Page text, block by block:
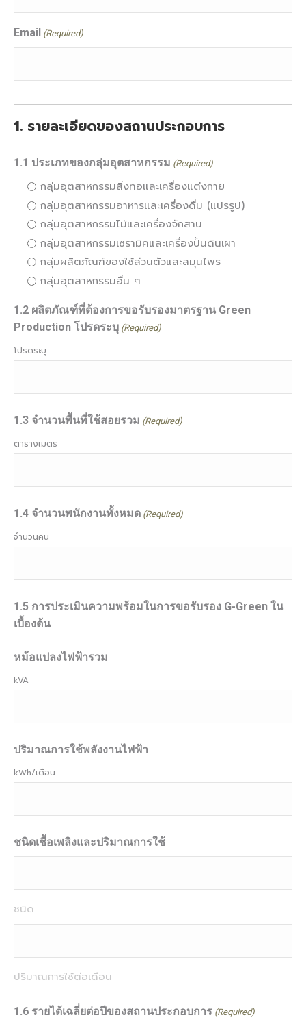
Email (Required)
1. รายละเอียดของสถานประกอบการ
1.1 ประเภทของกลุ่มอุตสาหกรรม (Required)
กลุ่มอุตสาหกรรมสิ่งทอและเครื่องแต่งกาย
กลุ่มอุตสาหกรรมอาหารและเครื่องดื่ม (แปรรูป)
กลุ่มอุตสาหกรรมไม้และเครื่องจักสาน
กลุ่มอุตสาหกรรมเซรามิคและเครื่องปั้นดินเผา
กลุ่มผลิตภัณฑ์ของใช้ส่วนตัวและสมุนไพร
กลุ่มอุตสาหกรรมอื่น ๆ
1.2 ผลิตภัณฑ์ที่ต้องการขอรับรองมาตรฐาน Green
Production โปรดระบุ (Required)
โปรดระบุ
1.3 จำนวนพื้นที่ใช้สอยรวม (Required)
ตารางเมตร
1.4 จำนวนพนักงานทั้งหมด (Required)
จำนวนคน
1.5 การประเมินความพร้อมในการขอรับรอง G-Green ใน
เบื้องต้น
หม้อแปลงไฟฟ้ารวม
kVA
ปริมาณการใช้พลังงานไฟฟ้า
kWh/เดือน
ชนิดเชื้อเพลิงและปริมาณการใช้
ชนิด
ปริมาณการใช้ต่อเดือน
1.6 รายได้เฉลี่ยต่อปีของสถานประกอบการ (Required)